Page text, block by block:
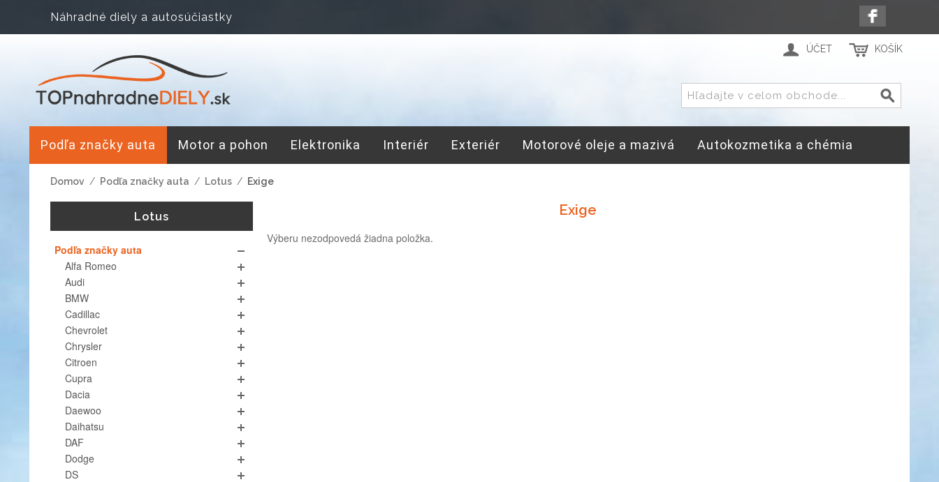
Náhradné diely a autosúčiastky
ÚČET KOŠÍK
Podľa značky auta Motor a pohon Elektronika Interiér Exteriér Motorové oleje a mazivá Autokozmetika a chémia
Domov / Podľa značky auta / Lotus / Exige
Exige
Výberu nezodpovedá žiadna položka.
Lotus
Podľa značky auta
Alfa Romeo
Audi
BMW
Cadillac
Chevrolet
Chrysler
Citroen
Cupra
Dacia
Daewoo
Daihatsu
DAF
Dodge
DS